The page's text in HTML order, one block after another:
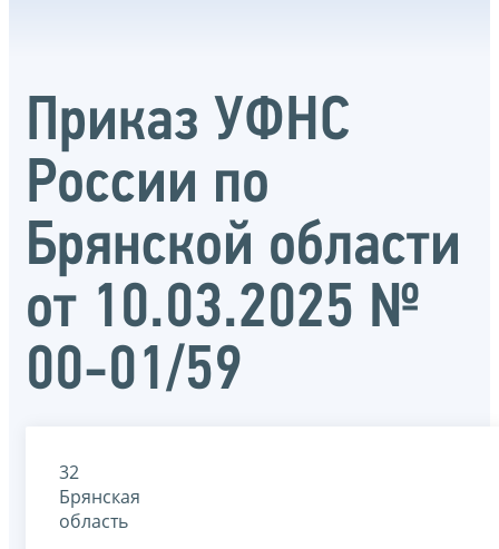
Приказ УФНС
России по
Брянской области
от 10.03.2025 №
00-01/59
32
Брянская
область